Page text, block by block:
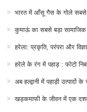
भारत में आँसू गैस के गोले
कुमाऊं का सबसे बड़ा
हरेला: प्रकृति, परंपरा और
हरेले के रंग में पहाड़ : फोटो
अब हल्द्वानी में पहाड़ी
खड़कमाफी के जीवन में एक